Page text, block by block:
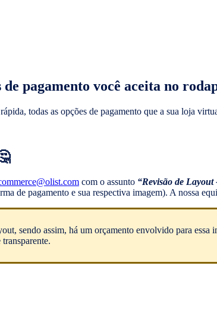
pagamento você aceita no
todas as opções de pagamento que a sua loja
com o assunto “Revisão de
de pagamento e sua respectiva imagem). A nossa
sendo assim, há um orçamento envolvido para